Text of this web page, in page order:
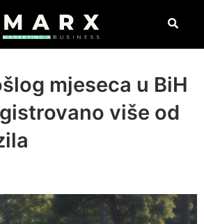
mjeseca u BiH
više od